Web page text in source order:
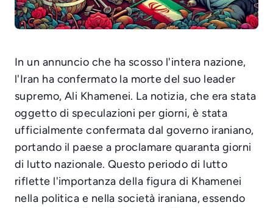
In un annuncio che ha scosso l'intera nazione,
l'Iran ha confermato la morte del suo leader
supremo, Ali Khamenei. La notizia, che era stata
oggetto di speculazioni per giorni, è stata
ufficialmente confermata dal governo iraniano,
portando il paese a proclamare quaranta giorni
di lutto nazionale. Questo periodo di lutto
riflette l'importanza della figura di Khamenei
nella politica e nella società iraniana, essendo